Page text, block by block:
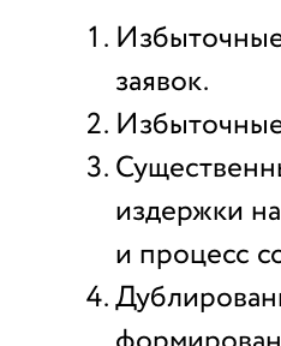
заявок.
издержки
и процесс